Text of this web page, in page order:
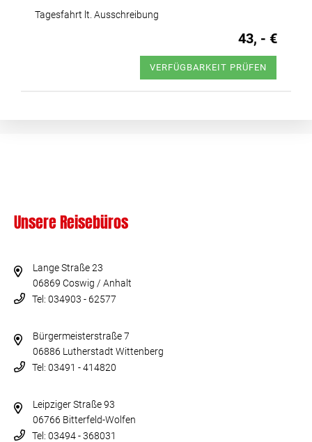
Tagesfahrt lt. Ausschreibung
43, - €
VERFÜGBARKEIT PRÜFEN
Unsere Reisebüros
Lange Straße 23
06869 Coswig / Anhalt
Tel: 034903 - 62577
Bürgermeisterstraße 7
06886 Lutherstadt Wittenberg
Tel: 03491 - 414820
Leipziger Straße 93
06766 Bitterfeld-Wolfen
Tel: 03494 - 368031